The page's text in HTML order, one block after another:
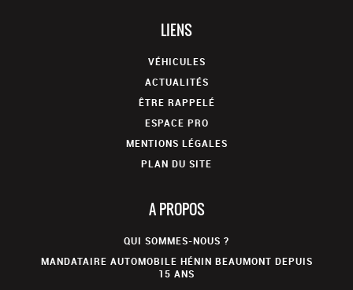
LIENS
VÉHICULES
ACTUALITÉS
ÊTRE RAPPELÉ
ESPACE PRO
MENTIONS LÉGALES
PLAN DU SITE
A PROPOS
QUI SOMMES-NOUS ?
MANDATAIRE AUTOMOBILE HÉNIN BEAUMONT DEPUIS
15 ANS